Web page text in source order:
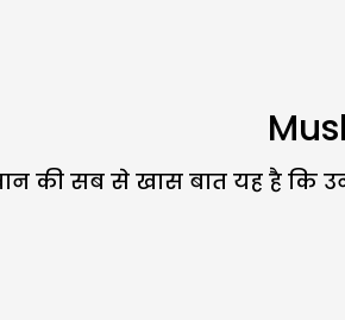
की सब से खास बात यह है कि